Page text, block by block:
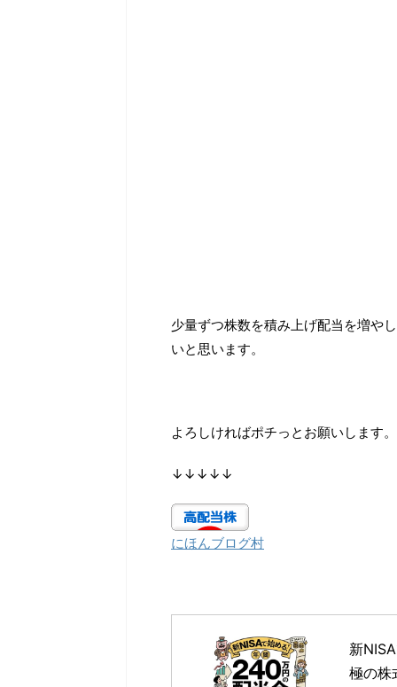
少量ずつ株数を積み上げ配当を増や
いと思います。
よろしければポチっとお願いします。
↓↓↓↓↓
にほんブログ村
新
極の株